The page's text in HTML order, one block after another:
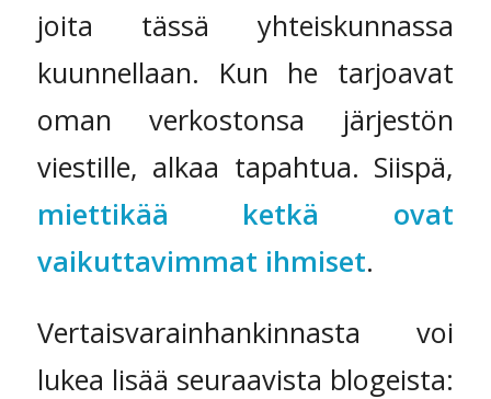
joita tässä yhteiskunnassa
kuunnellaan. Kun he tarjoavat
oman verkostonsa järjestön
viestille, alkaa tapahtua. Siispä,
miettikää ketkä ovat
vaikuttavimmat ihmiset.
Vertaisvarainhankinnasta voi
lukea lisää seuraavista blogeista: